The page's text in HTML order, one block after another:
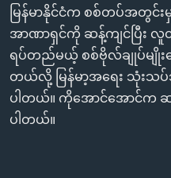
ရှာဖွေ
ရန်
နေရာ
သို့
ကျော်
ရန်
ဘာသာစကားများ
မြန်မာနိုင်ငံက စစ်တပ်အတွင်း
အာဏာရှင်ကို ဆန့်ကျင်ပြီး
ရပ်တည်မယ့် စစ်ဗိုလ်ချုပ်မျို
တယ်လို့ မြန်မာ့အရေး သုံးသပ်
ပါတယ်။ ကိုအောင်အောင်က ဆ
ပါတယ်။